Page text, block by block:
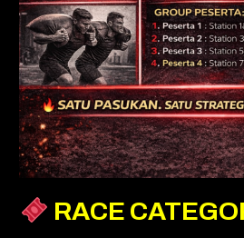
RACE